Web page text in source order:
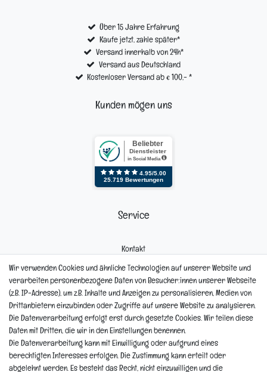
Über 15 Jahre Erfahrung
Kaufe jetzt, zahle später*
Versand innerhalb von 24h*
Versand aus Deutschland
Kostenloser Versand ab € 100,- *
Kunden mögen uns
Service
Kontakt
Reklamation
Informationen
Hinweis zur Entsorgung von Altbaterien
Wir verwenden Cookies und ähnliche Technologien auf unserer Website und
verarbeiten personenbezogene Daten von Besucher:innen unserer Webseite
(z.B. IP-Adresse), um z.B. Inhalte und Anzeigen zu personalisieren, Medien von
Drittanbietern einzubinden oder Zugriffe auf unsere Website zu analysieren.
Die Datenverarbeitung erfolgt erst durch gesetzte Cookies. Wir teilen diese
Daten mit Dritten, die wir in den Einstellungen benennen.
Die Datenverarbeitung kann mit Einwilligung oder aufgrund eines
berechtigten Interesses erfolgen. Die Zustimmung kann erteilt oder
abgelehnt werden. Es besteht das Recht, nicht einzuwilligen und die